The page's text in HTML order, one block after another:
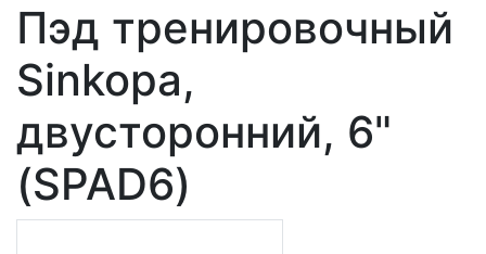
Пэд тренировочный
Sinkopa,
двусторонний, 6"
(SPAD6)